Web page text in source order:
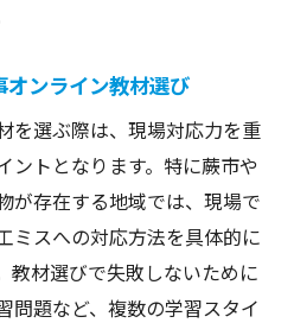
ンライン教材選び
を選ぶ際は、現場対応力を重
ントとなります。特に蕨市や
が存在する地域では、現場で
ミスへの対応方法を具体的に
教材選びで失敗しないために
問題など、複数の学習スタイ